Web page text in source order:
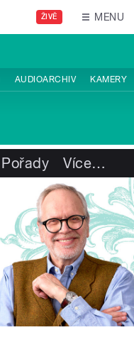
ŽIVĚ MENU
AUDIOARCHIV KAMERY
Pořady Více…